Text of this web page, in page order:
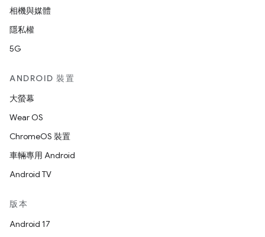
相機與媒體
隱私權
5G
ANDROID 裝置
大螢幕
Wear OS
ChromeOS 裝置
車輛專用 Android
Android TV
版本
Android 17